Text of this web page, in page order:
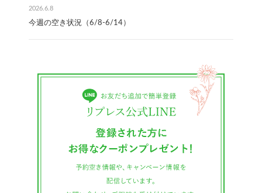
2026.6.8
今週の空き状況（6/8-6/14）